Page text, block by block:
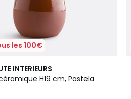
les 100€
INTERIEURS
H19 cm, Pastela